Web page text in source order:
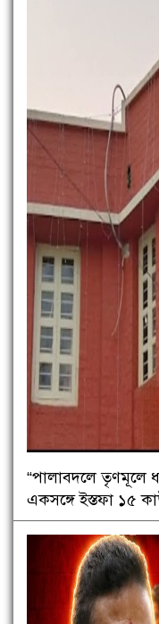
“পালাবদলে তৃণমূলে
একসঙ্গে ইস্তফা ১৫